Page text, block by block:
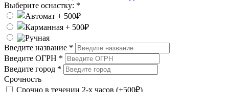
Выберите оснастку: *
Введите название *
Введите ОГРН *
Введите город *
Срочность
Срочно в течении 2-х часов (+500₽)